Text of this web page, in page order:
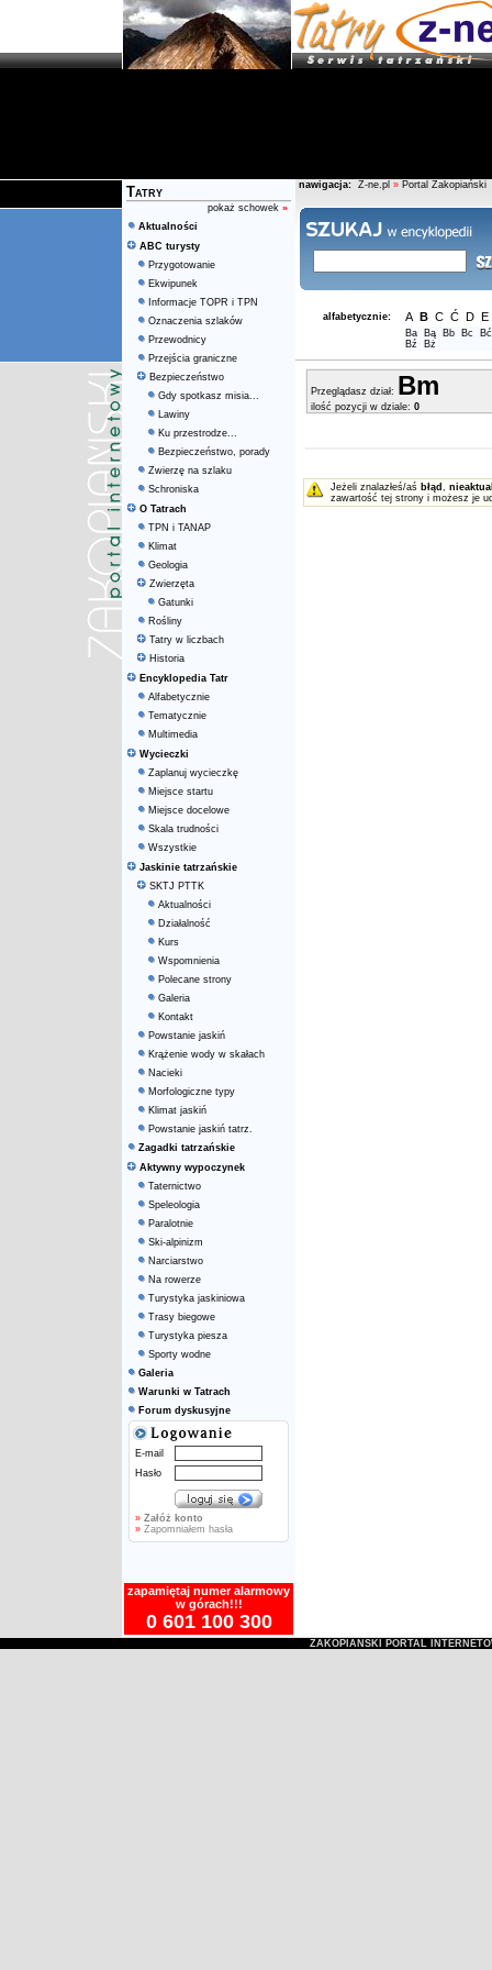
Tatry
pokaż schowek »
Aktualności
ABC turysty
Przygotowanie
Ekwipunek
Informacje TOPR i TPN
Oznaczenia szlaków
Przewodnicy
Przejścia graniczne
Bezpieczeństwo
Gdy spotkasz misia...
Lawiny
Ku przestrodze...
Bezpieczeństwo, porady
Zwierzę na szlaku
Schroniska
O Tatrach
TPN i TANAP
Klimat
Geologia
Zwierzęta
Gatunki
Rośliny
Tatry w liczbach
Historia
Encyklopedia Tatr
Alfabetycznie
Tematycznie
Multimedia
Wycieczki
Zaplanuj wycieczkę
Miejsce startu
Miejsce docelowe
Skala trudności
Wszystkie
Jaskinie tatrzańskie
SKTJ PTTK
Aktualności
Działalność
Kurs
Wspomnienia
Polecane strony
Galeria
Kontakt
Powstanie jaskiń
Krążenie wody w skałach
Nacieki
Morfologiczne typy
Klimat jaskiń
Powstanie jaskiń tatrz.
Zagadki tatrzańskie
Aktywny wypoczynek
Taternictwo
Speleologia
Paralotnie
Ski-alpinizm
Narciarstwo
Na rowerze
Turystyka jaskiniowa
Trasy biegowe
Turystyka piesza
Sporty wodne
Galeria
Warunki w Tatrach
Forum dyskusyjne
E-mail
Hasło
» Załóż konto
» Zapomniałem hasła
zapamiętaj numer alarmowy
w górach!!!
0 601 100 300
nawigacja: Z-ne.pl » Portal Zakopiański
alfabetycznie: A B C Ć D E
Ba Bą Bb Bc
Bć
Bź
Bż
Przeglądasz dział: Bm
ilość pozycji w dziale: 0
Jeżeli znalazłeś/aś błąd ,
zawartość tej strony i możesz je
ZAKOPIAŃSKI PORTAL